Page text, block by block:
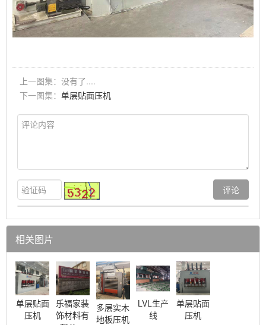
上一图集：没有了....
下一图集： 单层贴面压机
相关图片
单层贴面
压机
乐福家装
饰材料有
多层实木
地板压机
LVL生产
线
单层贴面
压机